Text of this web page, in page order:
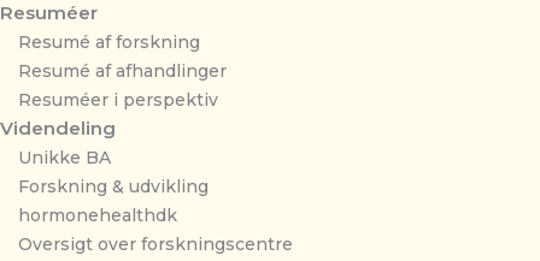
Resuméer
Resumé af forskning
Resumé af afhandlinger
Resuméer i perspektiv
Videndeling
Unikke BA
Forskning & udvikling
hormonehealthdk
Oversigt over forskningscentre